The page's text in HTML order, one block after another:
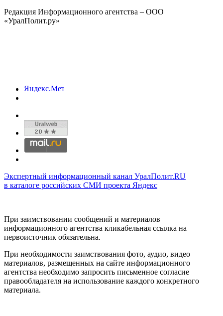
Редакция Информационного агентства – ООО
«УралПолит.ру»
Экспертный информационный канал УралПолит.RU
в каталоге российских СМИ проекта Яндекс
При заимствовании сообщений и материалов
информационного агентства кликабельная ссылка на
первоисточник обязательна.
При необходимости заимствования фото, аудио, видео
материалов, размещенных на сайте информационного
агентства необходимо запросить письменное согласие
правообладателя на использование каждого конкретного
материала.